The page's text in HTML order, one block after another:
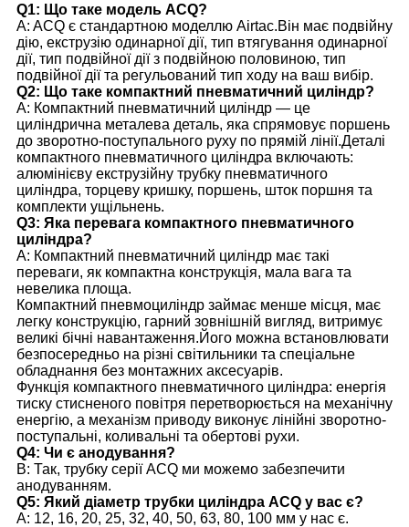
Q1: Що таке модель ACQ?
A: ACQ є стандартною моделлю Airtac.Він має подвійну
дію, екструзію одинарної дії, тип втягування одинарної
дії, тип подвійної дії з подвійною половиною, тип
подвійної дії та регульований тип ходу на ваш вибір.
Q2: Що таке компактний пневматичний циліндр?
A: Компактний пневматичний циліндр — це
циліндрична металева деталь, яка спрямовує поршень
до зворотно-поступального руху по прямій лінії.Деталі
компактного пневматичного циліндра включають:
алюмінієву екструзійну трубку пневматичного
циліндра, торцеву кришку, поршень, шток поршня та
комплекти ущільнень.
Q3: Яка перевага компактного пневматичного
циліндра?
A: Компактний пневматичний циліндр має такі
переваги, як компактна конструкція, мала вага та
невелика площа.
Компактний пневмоциліндр займає менше місця, має
легку конструкцію, гарний зовнішній вигляд, витримує
великі бічні навантаження.Його можна встановлювати
безпосередньо на різні світильники та спеціальне
обладнання без монтажних аксесуарів.
Функція компактного пневматичного циліндра: енергія
тиску стисненого повітря перетворюється на механічну
енергію, а механізм приводу виконує лінійні зворотно-
поступальні, коливальні та обертові рухи.
Q4: Чи є анодування?
В: Так, трубку серії ACQ ми можемо забезпечити
анодуванням.
Q5: Який діаметр трубки циліндра ACQ у вас є?
A: 12, 16, 20, 25, 32, 40, 50, 63, 80, 100 мм у нас є.